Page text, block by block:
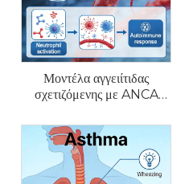
Μοντέλα αγγειίτιδας
σχετιζόμενης με ANCA